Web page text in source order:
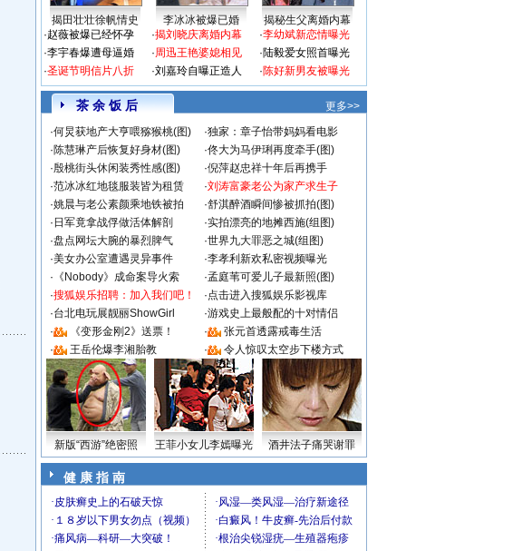
揭田壮壮徐帆情史 李冰冰被爆已婚
揭秘生父离婚内幕
·赵薇被爆已经怀孕
·李宇春爆遭母逼婚
·圣诞节明信片八折
·揭刘晓庆离婚内幕
·周迅王艳婆媳相见
·刘嘉玲自曝正造人
·李幼斌新恋情曝光
·陆毅爱女照首曝光
·陈好新男友被曝光
茶 余 饭 后
更多>>
·何炅获地产大亨喂猕猴桃(图) ·独家：章子怡带妈妈看电影
·陈慧琳产后恢复好身材(图) ·佟大为马伊琍再度牵手(图)
·殷桃街头休闲装秀性感(图) ·倪萍赵忠祥十年后再携手
·范冰冰红地毯服装皆为租赁 ·刘涛富豪老公为家产求生子
·姚晨与老公素颜乘地铁被拍 ·舒淇醉酒瞬间惨被抓拍(图)
· 日军竟拿战俘做活体解剖 ·实拍漂亮的地摊西施(组图)
·盘点网坛大腕的暴烈脾气 ·世界九大罪恶之城(组图)
·美女办公室遭遇灵异事件 ·李孝利新欢私密视频曝光
· 《Nobody》成命案导火索 ·孟庭苇可爱儿子最新照(图)
·搜狐娱乐招聘：加入我们吧！ ·点击进入搜狐娱乐影视库
·台北电玩展靓丽ShowGirl ·游戏史上最般配的十对情侣
·
《变形金刚2》送票！ ·
张元首透露戒毒生活
·
王岳伦爆李湘胎教 · 令人惊叹太空步下楼方式
新版“西游”绝密照 王菲小女儿李嫣曝光 酒井法子痛哭谢罪
健 康 指 南